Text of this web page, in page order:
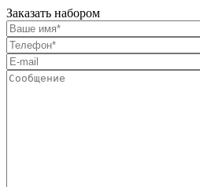
Заказать набором